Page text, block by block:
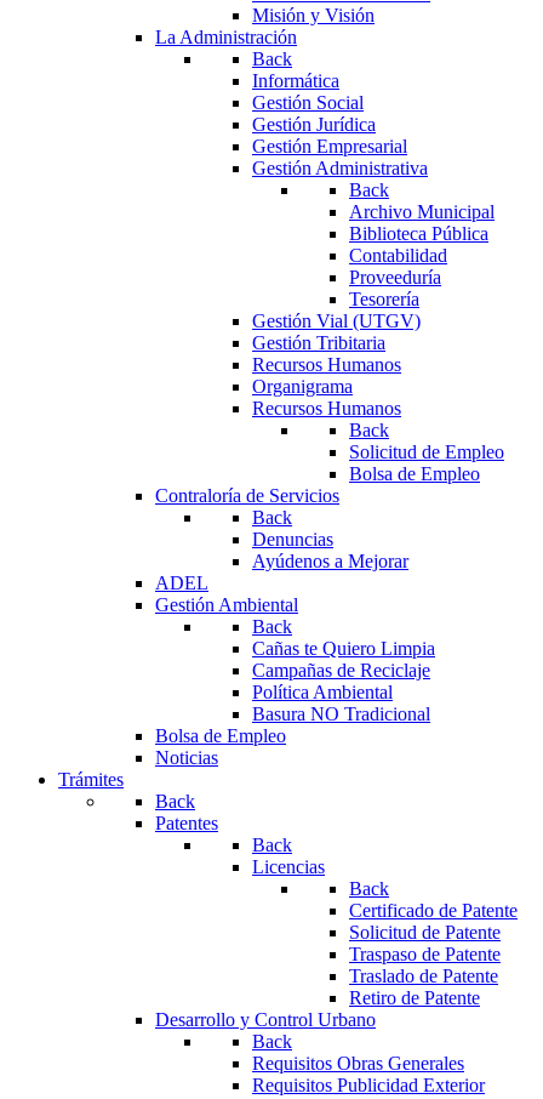
Misión y Visión
La Administración
Back
Informática
Gestión Social
Gestión Jurídica
Gestión Empresarial
Gestión Administrativa
Back
Archivo Municipal
Biblioteca Pública
Contabilidad
Proveeduría
Tesorería
Gestión Vial (UTGV)
Gestión Tribitaria
Recursos Humanos
Organigrama
Recursos Humanos
Back
Solicitud de Empleo
Bolsa de Empleo
Contraloría de Servicios
Back
Denuncias
Ayúdenos a Mejorar
ADEL
Gestión Ambiental
Back
Cañas te Quiero Limpia
Campañas de Reciclaje
Política Ambiental
Basura NO Tradicional
Bolsa de Empleo
Noticias
Trámites
Back
Patentes
Back
Licencias
Back
Certificado de Patente
Solicitud de Patente
Traspaso de Patente
Traslado de Patente
Retiro de Patente
Desarrollo y Control Urbano
Back
Requisitos Obras Generales
Requisitos Publicidad Exterior